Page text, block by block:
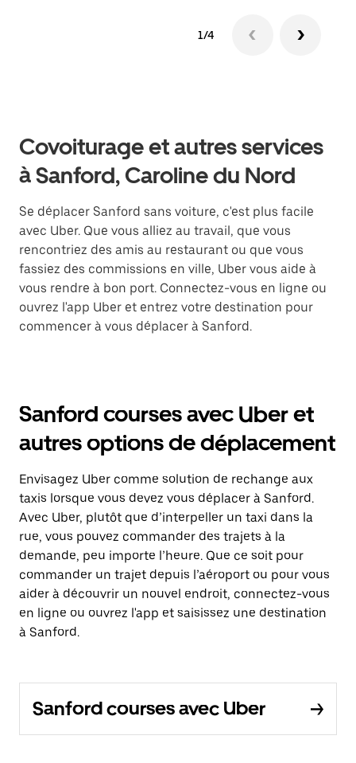
1/4
Covoiturage et autres services
à Sanford, Caroline du Nord
Se déplacer Sanford sans voiture, c'est plus facile
avec Uber. Que vous alliez au travail, que vous
rencontriez des amis au restaurant ou que vous
fassiez des commissions en ville, Uber vous aide à
vous rendre à bon port. Connectez-vous en ligne ou
ouvrez l'app Uber et entrez votre destination pour
commencer à vous déplacer à Sanford.
Sanford courses avec Uber et
autres options de déplacement
Envisagez Uber comme solution de rechange aux
taxis lorsque vous devez vous déplacer à Sanford.
Avec Uber, plutôt que d’interpeller un taxi dans la
rue, vous pouvez commander des trajets à la
demande, peu importe l’heure. Que ce soit pour
commander un trajet depuis l’aéroport ou pour vous
aider à découvrir un nouvel endroit, connectez-vous
en ligne ou ouvrez l'app et saisissez une destination
à Sanford.
Sanford courses avec Uber